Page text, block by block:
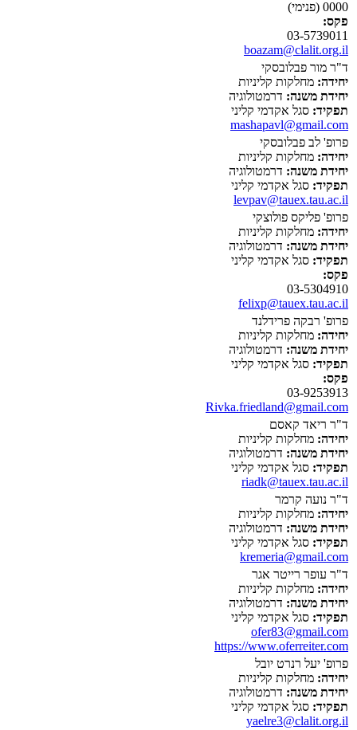
0000 (פנימי)
פקס:
03-5739011
boazam@clalit.org.il
ד"ר מור פבלובסקי
יחידה: מחלקות קליניות
יחידת משנה: דרמטולוגיה
תפקיד: סגל אקדמי קליני
mashapavl@gmail.com
פרופ' לב פבלובסקי
יחידה: מחלקות קליניות
יחידת משנה: דרמטולוגיה
תפקיד: סגל אקדמי קליני
levpav@tauex.tau.ac.il
פרופ' פליקס פולוצקי
יחידה: מחלקות קליניות
יחידת משנה: דרמטולוגיה
תפקיד: סגל אקדמי קליני
פקס:
03-5304910
felixp@tauex.tau.ac.il
פרופ' רבקה פרידלנד
יחידה: מחלקות קליניות
יחידת משנה: דרמטולוגיה
תפקיד: סגל אקדמי קליני
פקס:
03-9253913
Rivka.friedland@gmail.com
ד"ר ריאד קאסם
יחידה: מחלקות קליניות
יחידת משנה: דרמטולוגיה
תפקיד: סגל אקדמי קליני
riadk@tauex.tau.ac.il
ד"ר נועה קרמר
יחידה: מחלקות קליניות
יחידת משנה: דרמטולוגיה
תפקיד: סגל אקדמי קליני
kremeria@gmail.com
ד"ר עופר רייטר אגר
יחידה: מחלקות קליניות
יחידת משנה: דרמטולוגיה
תפקיד: סגל אקדמי קליני
ofer83@gmail.com
https://www.oferreiter.com
פרופ' יעל רנרט יובל
יחידה: מחלקות קליניות
יחידת משנה: דרמטולוגיה
תפקיד: סגל אקדמי קליני
yaelre3@clalit.org.il